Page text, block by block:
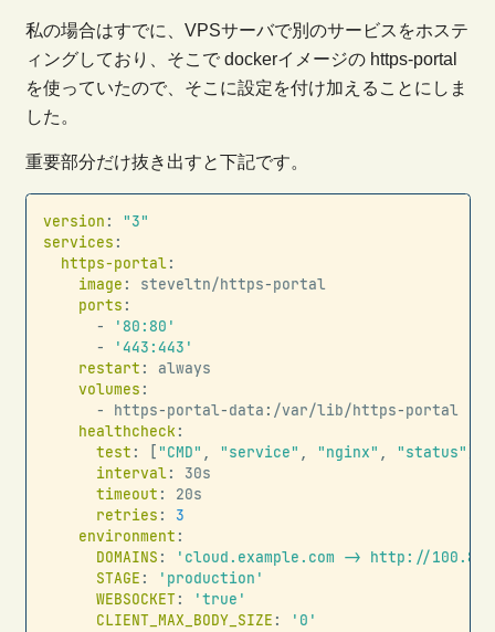
私の場合はすでに、VPSサーバで別のサービスをホステ
ィングしており、そこで dockerイメージの https-portal
を使っていたので、そこに設定を付け加えることにしま
した。
重要部分だけ抜き出すと下記です。
version :
"3"
services :
https-portal:
image : steveltn/https-portal
ports :
-
'80:80'
-
'443:443'
restart :
always
volumes :
- https-portal-data : /var/lib/https-portal
healthcheck :
test : ["CMD" , "service" , "nginx" , "status"
interval:
30s
timeout :
20s
retries :
3
environment :
DOMAINS :
'cloud.example.com -> http://
STAGE :
'production'
WEBSOCKET:
'true'
CLIENT_MAX_BODY_SIZE : '0'